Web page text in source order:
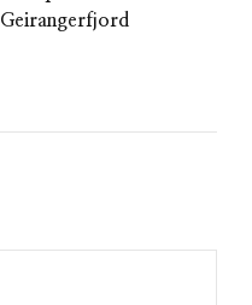
Geirangerfjord